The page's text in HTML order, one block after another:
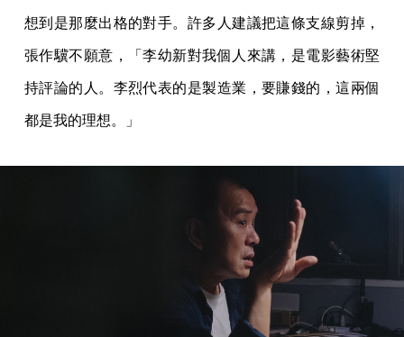
想到是那麼出格的對手。許多人建議把這條支線剪掉，
張作驥不願意，「李幼新對我個人來講，是電影藝術堅
持評論的人。李烈代表的是製造業，要賺錢的，這兩個
都是我的理想。」